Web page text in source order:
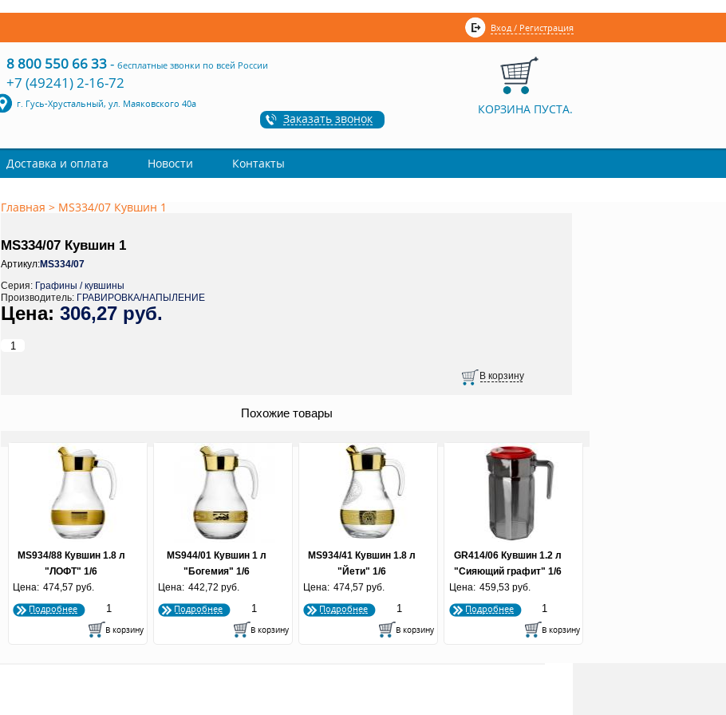
Вход / Регистрация
8 800 550 66 33- бесплатные звонки по всей России
+7 (49241) 2-16-72
г. Гусь-Хрустальный, ул. Маяковского 40а
Заказать звонок
КОРЗИНА ПУСТА.
Доставка и оплата Новости Контакты
Главная > MS334/07 Кувшин 1
MS334/07 Кувшин 1
Артикул:MS334/07
Серия: Графины / кувшины
Производитель: ГРАВИРОВКА/НАПЫЛЕНИЕ
306,27 руб.
Похожие товары
MS934/88 Кувшин 1.8 л
"ЛОФТ" 1/6
Цена: 474,57 руб.
Подробнее
MS944/01 Кувшин 1 л
"Богемия" 1/6
Цена: 442,72 руб.
Подробнее
MS934/41 Кувшин 1.8 л
"Йети" 1/6
Цена: 474,57 руб.
Подробнее
GR414/06 Кувшин 1.2 л
"Сияющий графит" 1/6
Цена: 459,53 руб.
Подробнее